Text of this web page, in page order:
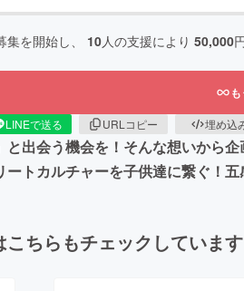
集を開始し、 10人の支援により 50,000
LINEで送る URLコピー 埋め込
出会う機会を！そんな想いから
トカルチャーを子供達に繋ぐ！
ちらもチェックしています